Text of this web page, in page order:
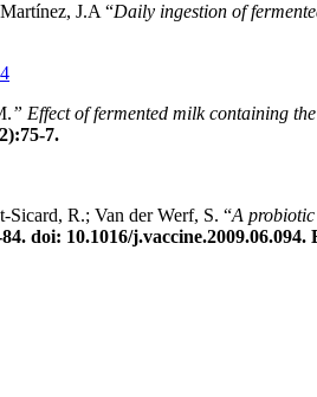
J.A “Daily ingestion of
” Effect of fermented milk containing
7.
Sicard, R.; Van der Werf, S. “A
doi: 10.1016/